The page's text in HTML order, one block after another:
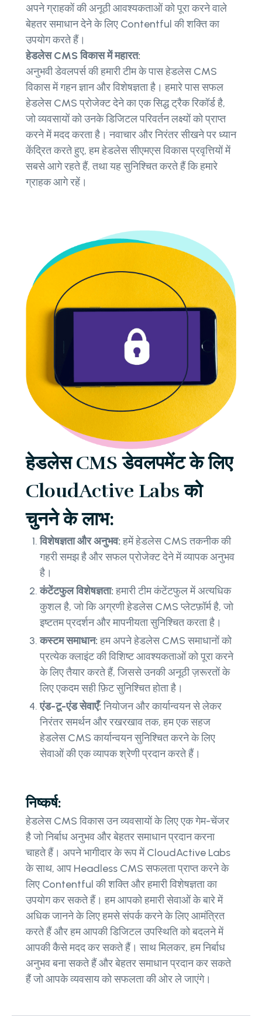
अपने ग्राहकों की अनूठी आवश्यकताओं को पूरा करने वाले
बेहतर समाधान देने के लिए Contentful की शक्ति का
उपयोग करते हैं।
हेडलेस CMS विकास में महारत:
अनुभवी डेवलपर्स की हमारी टीम के पास हेडलेस CMS
विकास में गहन ज्ञान और विशेषज्ञता है। हमारे पास सफल
हेडलेस CMS प्रोजेक्ट देने का एक सिद्ध ट्रैक रिकॉर्ड है,
जो व्यवसायों को उनके डिजिटल परिवर्तन लक्ष्यों को प्राप्त
करने में मदद करता है। नवाचार और निरंतर सीखने पर ध्यान
केंद्रित करते हुए, हम हेडलेस सीएमएस विकास प्रवृत्तियों में
सबसे आगे रहते हैं, तथा यह सुनिश्चित करते हैं कि हमारे
ग्राहक आगे रहें।
हेडलेस CMS डेवलपमेंट के लिए
CloudActive Labs को
चुनने के लाभ:
विशेषज्ञता और अनुभव:हमें हेडलेस CMS तकनीक की
गहरी समझ है और सफल प्रोजेक्ट देने में व्यापक अनुभव
है।
कंटेंटफुल विशेषज्ञता:हमारी टीम कंटेंटफुल में अत्यधिक
कुशल है, जो कि अग्रणी हेडलेस CMS प्लेटफ़ॉर्म है, जो
इष्टतम प्रदर्शन और मापनीयता सुनिश्चित करता है।
कस्टम समाधान:हम अपने हेडलेस CMS समाधानों को
प्रत्येक क्लाइंट की विशिष्ट आवश्यकताओं को पूरा करने
के लिए तैयार करते हैं, जिससे उनकी अनूठी ज़रूरतों के
लिए एकदम सही फ़िट सुनिश्चित होता है।
एंड-टू-एंड सेवाएँ:नियोजन और कार्यान्वयन से लेकर
निरंतर समर्थन और रखरखाव तक, हम एक सहज
हेडलेस CMS कार्यान्वयन सुनिश्चित करने के लिए
सेवाओं की एक व्यापक श्रेणी प्रदान करते हैं।
निष्कर्ष:
हेडलेस CMS विकास उन व्यवसायों के लिए एक गेम-चेंजर
है जो निर्बाध अनुभव और बेहतर समाधान प्रदान करना
चाहते हैं। अपने भागीदार के रूप में CloudActive Labs
के साथ, आप Headless CMS सफलता प्राप्त करने के
लिए Contentful की शक्ति और हमारी विशेषज्ञता का
उपयोग कर सकते हैं। हम आपको हमारी सेवाओं के बारे में
अधिक जानने के लिए हमसे संपर्क करने के लिए आमंत्रित
करते हैं और हम आपकी डिजिटल उपस्थिति को बदलने में
आपकी कैसे मदद कर सकते हैं। साथ मिलकर, हम निर्बाध
अनुभव बना सकते हैं और बेहतर समाधान प्रदान कर सकते
हैं जो आपके व्यवसाय को सफलता की ओर ले जाएंगे।